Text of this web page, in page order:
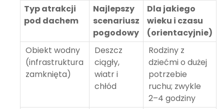
Typ atrakcji
pod dachem
Najlepszy
scenariusz
pogodowy
Dla jakiego
wieku i czasu
(orientacyjnie)
Obiekt wodny
(infrastruktura
zamknięta)
Deszcz
ciągły,
wiatr i
chłód
Rodziny z
dziećmi o dużej
potrzebie
ruchu; zwykle
2–4 godziny